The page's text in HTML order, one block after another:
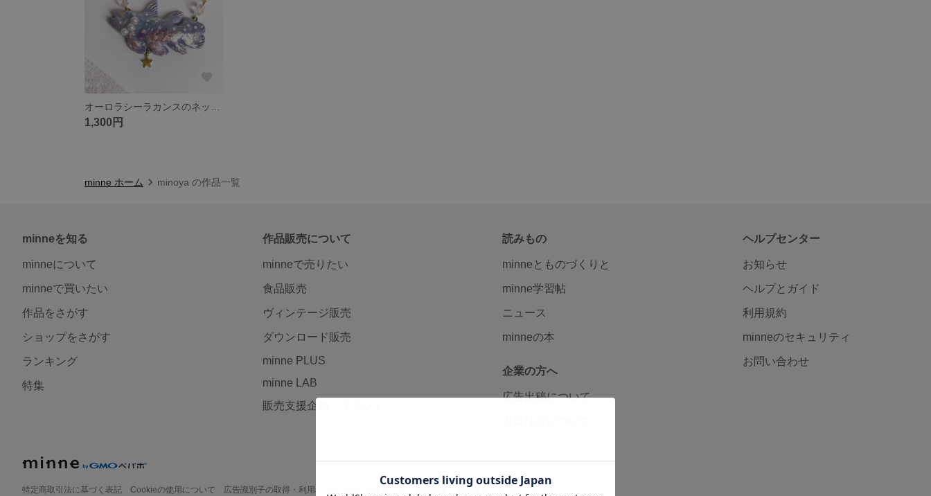
1,300円
minne ホーム minoya の作品一覧
minneを知る
minneについて
minneで買いたい
作品をさがす
ショップをさがす
ランキング
特集
作品販売について
minneで売りたい
食品販売
ヴィンテージ販売
ダウンロード販売
minne PLUS
minne LAB
販売支援企画・イベント
読みもの
minneとものづくりと
minne学習帖
ニュース
minneの本
企業の方へ
広告出稿について
ヘルプセンター
お知らせ
ヘルプとガイド
利用規約
minneのセキュリティ
お問い合わせ
特定商取引法に基づく表記 Cookieの使用について 広告識別子の取得・利用 採用情報 メディアキット